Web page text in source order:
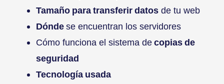
Tamaño para transferir datos de tu web
Dóndese encuentran los servidores
Cómo funciona el sistema decopias de
seguridad
Tecnología usada